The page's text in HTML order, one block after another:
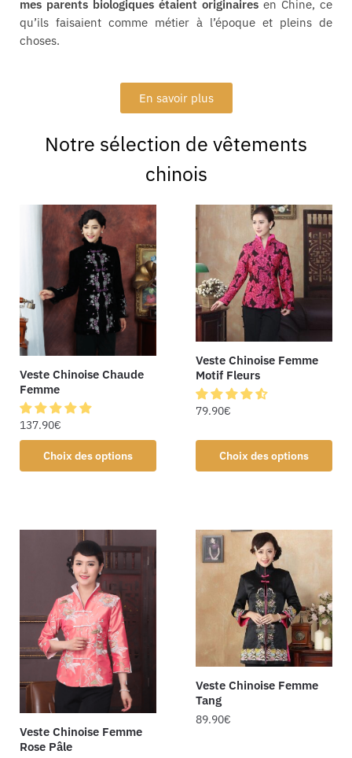
mes parents biologiques étaient originaires en Chine, ce
qu’ils faisaient comme métier à l’époque et pleins de
choses.
En savoir plus
Notre sélection de vêtements
chinois
Veste Chinoise Chaude
Femme
137.90€
Choix des options
Veste Chinoise Femme
Motif Fleurs
79.90€
Choix des options
Veste Chinoise Femme
Rose Pâle
Veste Chinoise Femme
Tang
89.90€